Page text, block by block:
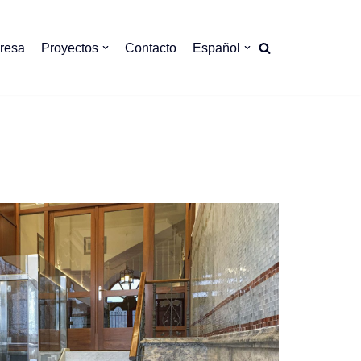
Proyectos Contacto Español